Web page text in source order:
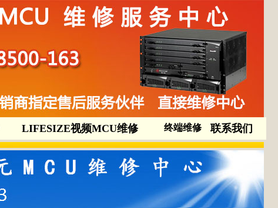
LIFESIZE视频MCU维修 终端维修 联系我们